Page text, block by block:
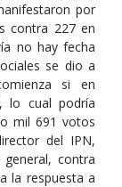
por
contra 227 en
no hay fecha
se dio a
si en
lo cual podría
mil 691 votos
del IPN,
contra
la respuesta a